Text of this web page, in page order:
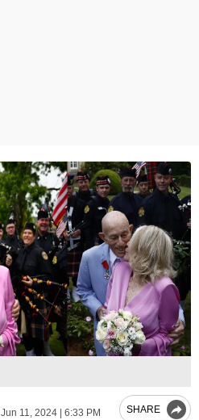
Jun 11, 2024 | 6:33 PM SHARE